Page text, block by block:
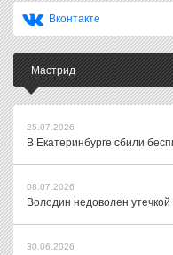
Вконтакте
Мастрид
25.07.2026
В Екатеринбурге сбили
08.07.2026
Володин недоволен
30.06.2026